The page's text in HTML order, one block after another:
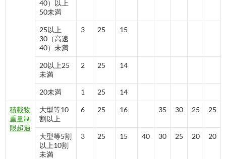
40）以上
50未満
25以上
30（高速
40）未満
3 25 15
20以上25
未満
2 25 14
20未満 1 25 14
積載物
重量制
限超過
大型等10
割以上
6 25 16 35 30 25 25
大型等5割
以上10割
未満
3 25 15 40 30 25 20 20